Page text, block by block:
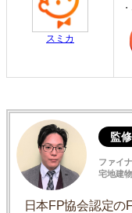
スミカ
監修
ファイ
宅地建
日本FP協会認定の